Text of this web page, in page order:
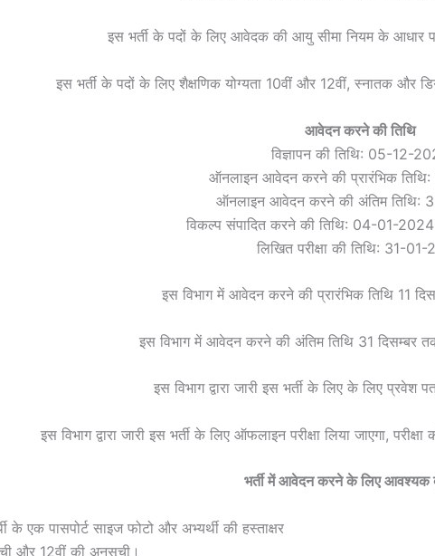
इस भर्ती के पदों के लिए आवेदक की आयु सीमा नियम के आधार
इस भर्ती के पदों के लिए शैक्षणिक योग्यता 10वीं और 12वीं, स्नातक और
आवेदन करने की तिथि
विज्ञापन की तिथि: 05-12-
ऑनलाइन आवेदन करने की प्रारंभिक
ऑनलाइन आवेदन करने की अंतिम तिथि:
विकल्प संपादित करने की तिथि: 04-01-
लिखित परीक्षा की तिथि: 31-
इस विभाग में आवेदन करने की प्रारंभिक तिथि 11
इस विभाग में आवेदन करने की अंतिम तिथि 31
इस विभाग द्वारा जारी इस भर्ती के लिए के लिए प्रवेश
इस विभाग द्वारा जारी इस भर्ती के लिए ऑफलाइन परीक्षा लिया जाएगा,
भर्ती में आवेदन करने के लिए आवश्यक
एक पासपोर्ट साइज फोटो और अभ्यर्थी की हस्ताक्षर
और 12वीं की अनुसूची।